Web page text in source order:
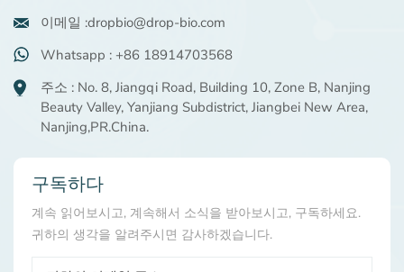
이메일 :dropbio@drop-bio.com
Whatsapp : +86 18914703568
주소 : No. 8, Jiangqi Road, Building 10, Zone B, Nanjing
Beauty Valley, Yanjiang Subdistrict, Jiangbei New Area,
Nanjing,PR.China.
구독하다
계속 읽어보시고, 계속해서 소식을 받아보시고, 구독하세요.
귀하의 생각을 알려주시면 감사하겠습니다.